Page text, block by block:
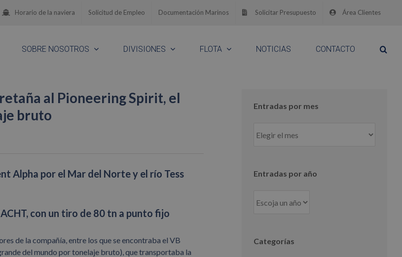
Horario de la naviera Solicitud de Empleo Documentación Marinos Solicitar Presupuesto Área Clientes
SOBRE NOSOTROS DIVISIONES FLOTA NOTICIAS CONTACTO
al Pioneering Spirit, el
bruto
Alpha por el Mar del Norte y el río Tess
con un tiro de 80 tn a punto fijo
de la compañía, entre los que se encontraba el VB
del mundo por tonelaje bruto), que transportaba la
Entradas por mes
por
Entradas por año
Categorías